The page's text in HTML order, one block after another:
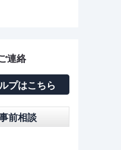
連絡
プはこちら
前相談